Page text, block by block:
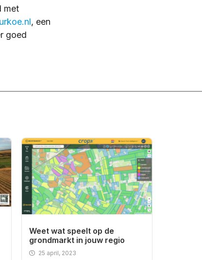
met
, een
goed
Weet wat speelt op de
grondmarkt in jouw regio
25 april, 2023